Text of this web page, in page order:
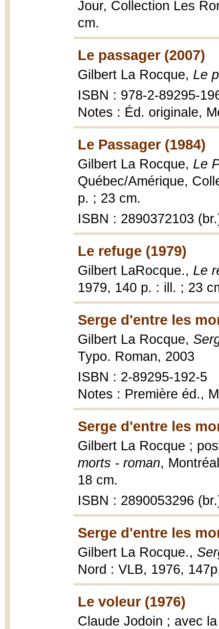
Jour, Collection Les
cm.
Le passager (2007)
Gilbert La Rocque, Le
ISBN : 978-2-89295-
Notes : Éd. originale,
Le Passager (1984)
Gilbert La Rocque, Le
Québec/Amérique,
p. ; 23 cm.
ISBN : 2890372103
Le refuge (1979)
Gilbert LaRocque., Le
1979, 140 p. : ill. ; 23
Serge d'entre les
Gilbert La Rocque,
Typo. Roman, 2003
ISBN : 2-89295-192-5
Notes : Première éd.,
Serge d'entre les
Gilbert La Rocque ;
morts - roman,
18 cm.
ISBN : 2890053296
Serge d'entre les
Gilbert La Rocque.,
Nord : VLB, 1976,
Le voleur (1976)
Claude Jodoin ; avec